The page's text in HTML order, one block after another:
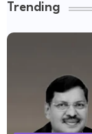
Trending